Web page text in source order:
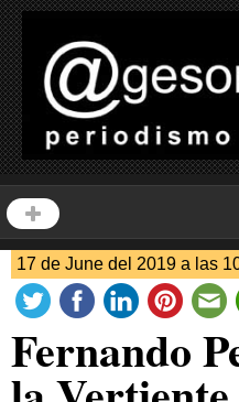
17 de June del 2019 a las
Fernando